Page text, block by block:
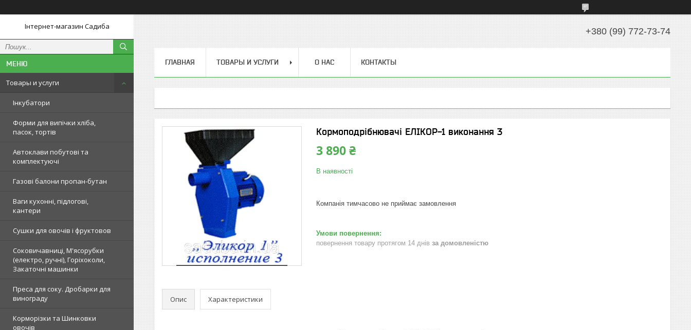
Інтернет-магазин Садиба
Товары и услуги
Інкубатори
Форми для випічки хліба,
пасок, тортів
Автоклави побутові та
комплектуючі
Газові балони пропан-бутан
Ваги кухонні, підлогові,
кантери
Сушки для овочів і фруктовов
Соковичавниці, М'ясорубки
(електро, ручні), Горіхоколи,
Закаточні машинки
Преса для соку. Дробарки для
винограду
Корморізки та Шинковки
овочів
+380 (99) 772-73-74
ГЛАВНАЯ ТОВАРЫ И УСЛУГИ О НАС КОНТАКТЫ
Кормоподрібнювачі ЕЛІКОР-1 виконання 3
3 890 ₴
В наявності
Компанія тимчасово не приймає замовлення
повернення товару протягом 14 днів за домовленістю
Опис Характеристики